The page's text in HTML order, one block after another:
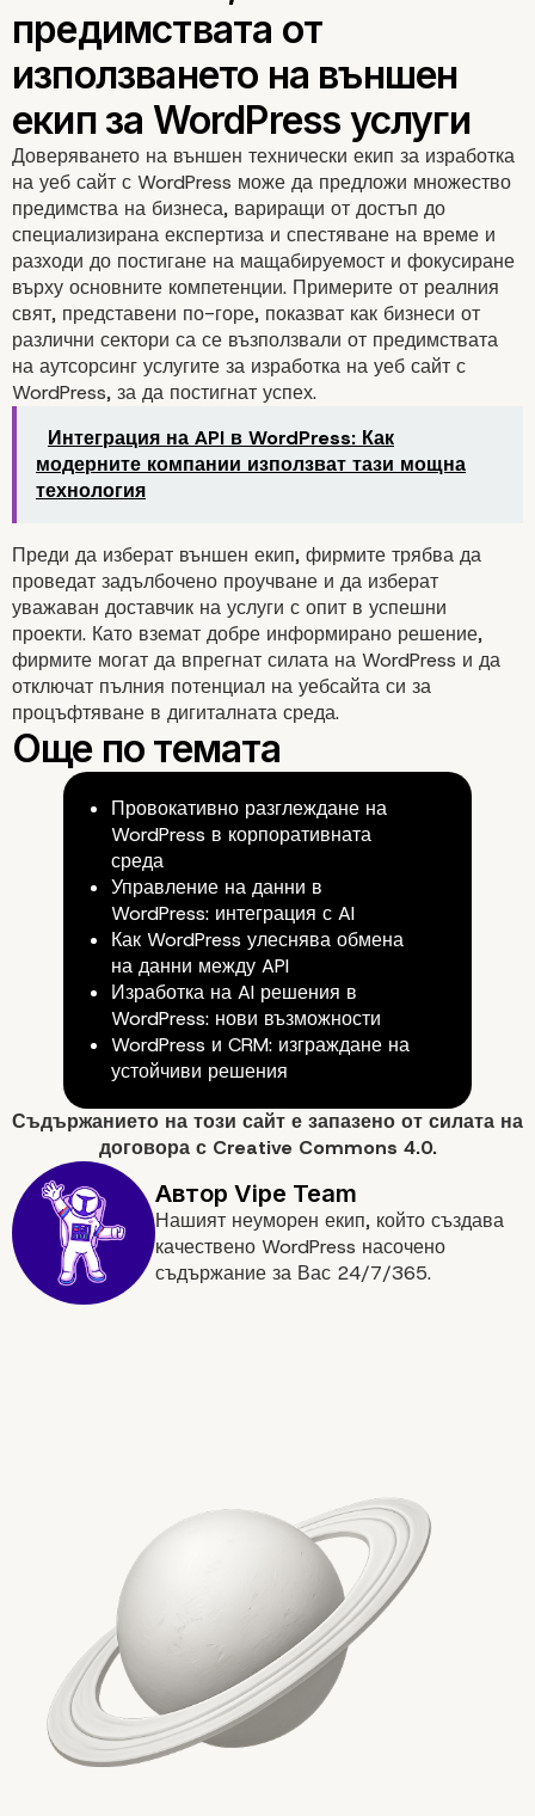
Съсредоточете се върху
основните компетенции
24/7 техническа поддръжка
Вече знаете, какви са
предимствата от
използването на
екип за WordPress
Доверяването на външен технически екип за изработка
на уеб сайт с WordPress може да предложи множество
предимства на бизнеса, вариращи от достъп до
специализирана експертиза и спестяване на време и
разходи до постигане на мащабируемост и фокусиране
върху основните компетенции. Примерите от реалния
свят, представени по-горе, показват как бизнеси от
различни сектори са се възползвали от предимствата
на аутсорсинг услугите за изработка на уеб сайт с
WordPress, за да постигнат успех.
Интеграция на API в WordPress: Как
модерните компании използват тази мощна
технология
Преди да изберат външен екип, фирмите трябва да
проведат задълбочено проучване и да изберат
уважаван доставчик на услуги с опит в успешни
проекти. Като вземат добре информирано решение,
фирмите могат да впрегнат силата на WordPress и да
отключат пълния потенциал на уебсайта си за
процъфтяване в дигиталната среда.
Провокативно разглеждане на
WordPress в корпоративната
среда
Управление на данни в
WordPress: интеграция с AI
Как WordPress улеснява обмена
на данни между API
Изработка на AI решения в
WordPress: нови възможности
WordPress и CRM: изграждане на
устойчиви решения
Съдържанието на този сайт е запазено от силата на
договора с Creative Commons 4.0.
Нашият неуморен екип, който създава
качествено WordPress насочено
съдържание за Вас 24/7/365.